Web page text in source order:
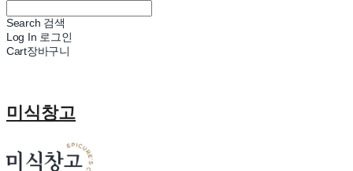
Search 검색
Log In 로그인
Cart장바구니
미식창고